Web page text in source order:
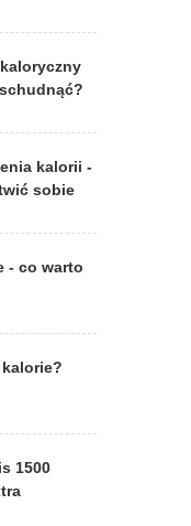
kalorii -
sobie
- co warto
1500